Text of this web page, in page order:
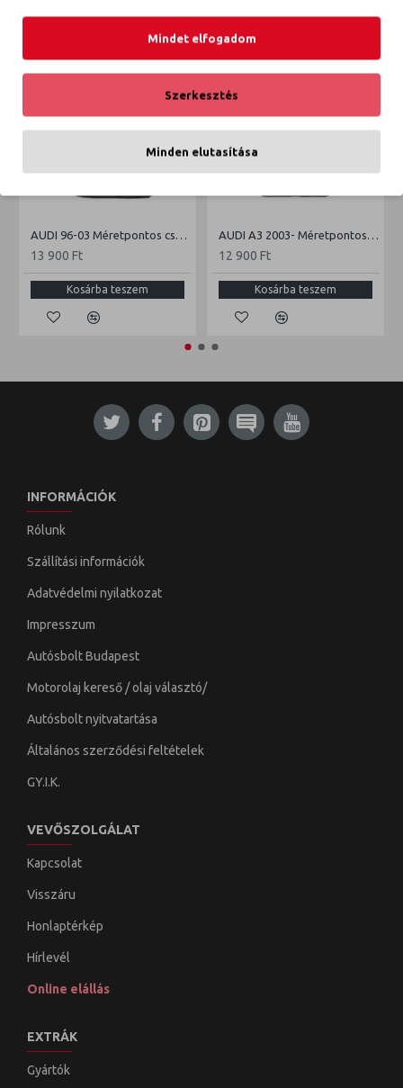
AUDI 96-03 Méretpontos csomagtértálca
13 900 Ft
Kosárba teszem
AUDI A3 2003- Méretpontos csomagtértálca
12 900 Ft
Kosárba teszem
INFORMÁCIÓK
Rólunk
Szállítási információk
Adatvédelmi nyilatkozat
Impresszum
Autósbolt Budapest
Motorolaj kereső / olaj választó/
Autósbolt nyitvatartása
Általános szerződési feltételek
GY.I.K.
VEVŐSZOLGÁLAT
Kapcsolat
Visszáru
Honlaptérkép
Hírlevél
Online elállás
EXTRÁK
Gyártók
Mindet elfogadom
Szerkesztés
Minden elutasítása